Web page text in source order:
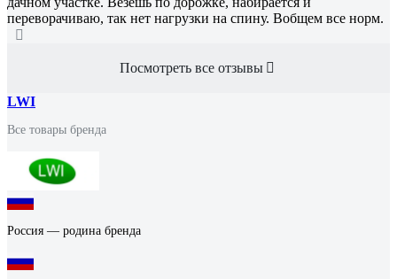
переворачиваю, так нет нагрузки на спину. Вобщем все норм.
Посмотреть все отзывы
LWI
Все товары бренда
Россия — родина бренда